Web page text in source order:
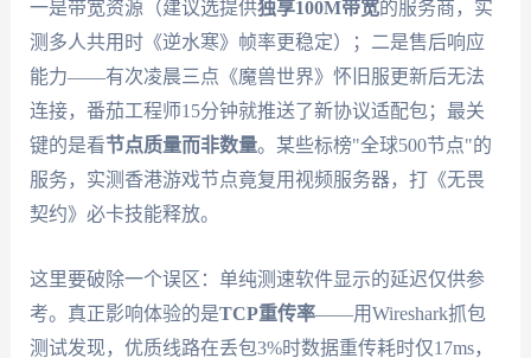
一是带宽资源（建议选提供独享100M带宽的服务商，实
测多人共用时《逆水寒》帧率更稳定）；二是售后响应
能力——有次凌晨三点《魔兽世界》怀旧服更新后无法
连接，番茄工程师15分钟就推送了新协议适配包；最关
键的是看节点质量而非数量。某些标榜"全球500节点"的
服务，实测香港游戏节点竟复用视频服务器，打《无畏
契约》必卡技能释放。
这里要破除一个误区：单纯测速软件显示的延迟仅供参
考。真正影响体验的是TCP重传率——用Wireshark抓包
测试发现，优质线路在丢包3%时数据重传耗时仅17ms，